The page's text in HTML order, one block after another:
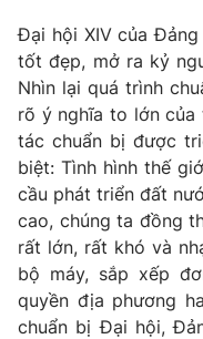
Theo dõi báo trên
Cơ quan chủ quản: Đài
Cơ quan báo chí:Thời
Giấy phép hoạt động
cấp ngày 29/12/2023
Tổng Biên tập: Vũ Thanh
Phó Tổng Biên tập:
Nguyễn Trọng Ninh
Tổng đài VTV: 024.38
Đại hội XIV của
tốt đẹp, mở ra kỷ
Nhìn lại quá trình
rõ ý nghĩa to lớn của
tác chuẩn bị được
biệt: Tình hình thế
cầu phát triển đất
cao, chúng ta đồng
rất lớn, rất khó và
bộ máy, sắp xếp
quyền địa phương
chuẩn bị Đại hội,